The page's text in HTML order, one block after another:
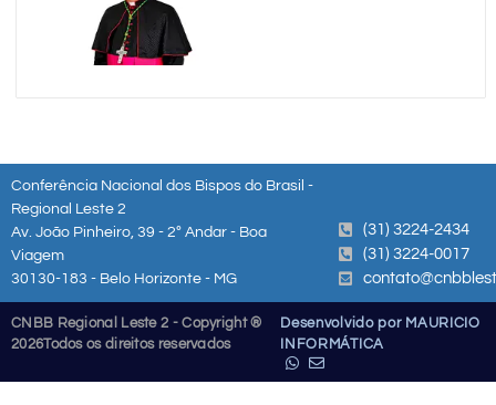
Conferência Nacional dos Bispos do Brasil -
Regional Leste 2
Av. João Pinheiro, 39 - 2º Andar - Boa
Viagem
30130-183 - Belo Horizonte - MG
(31) 3224-2434
(31) 3224-0017
CNBB Regional Leste 2 - Copyright ®
2026Todos os direitos reservados
Desenvolvido por MAURICIO
INFORMÁTICA